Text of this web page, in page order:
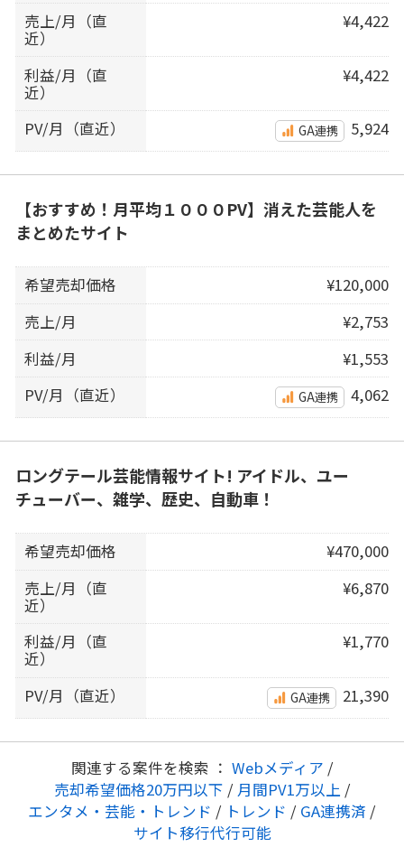
売上/月（直
近）
¥4,422
利益/月（直
近）
¥4,422
PV/月（直近） GA連携 5,924
【おすすめ！月平均１０００PV】消えた芸能人を
まとめたサイト
希望売却価格
¥120,000
売上/月
¥2,753
利益/月
¥1,553
PV/月（直近）
GA連携 4,062
ロングテール芸能情報サイト! アイドル、ユー
チューバー、雑学、歴史、自動車！
希望売却価格
¥470,000
売上/月（直
近）
¥6,870
利益/月（直
近）
¥1,770
PV/月（直近） GA連携 21,390
関連する案件を検索 ： Webメディア /
売却希望価格20万円以下 / 月間PV1万以上 /
エンタメ・芸能・トレンド / トレンド / GA連携済 /
サイト移行代行可能